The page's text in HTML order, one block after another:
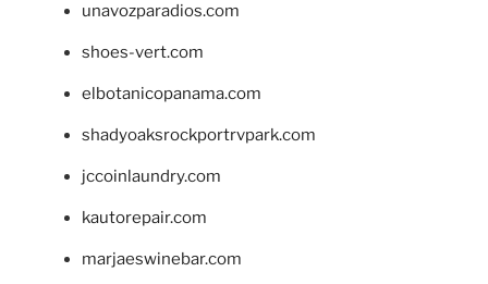
unavozparadios.com
shoes-vert.com
elbotanicopanama.com
shadyoaksrockportrvpark.com
jccoinlaundry.com
kautorepair.com
marjaeswinebar.com